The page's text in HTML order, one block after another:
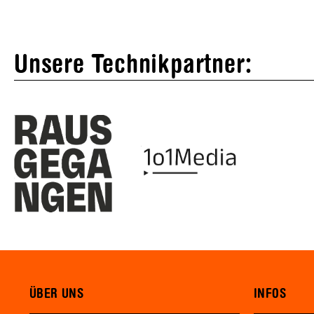
Unsere Technikpartner:
ÜBER UNS INFOS